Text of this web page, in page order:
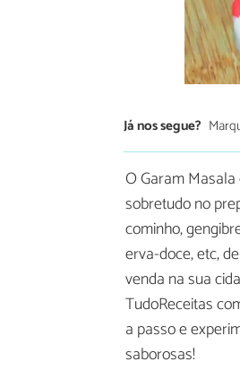
Já nos segue?
O Garam
sobretudo no
cominho,
erva-doce, etc,
venda na sua
TudoReceitas
a passo e
saborosas!